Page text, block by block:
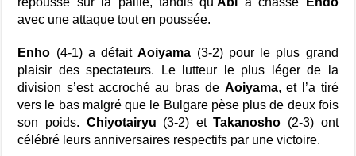
avec une attaque tout en poussée.
Enho (4-1) a défaitAoiyama (3-2) pour le plus grand
plaisir des spectateurs. Le lutteur le plus léger de la
division s’est accroché au bras de Aoiyama, et l’a tiré
vers le bas malgré que le Bulgare pèse plus de deux fois
son poids. Chiyotairyu (3-2) etTakanosho (2-3) ont
célébré leurs anniversaires respectifs par une victoire.